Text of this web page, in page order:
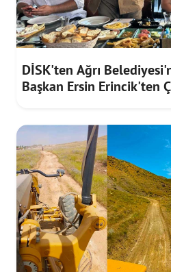
DİSK'ten Ağrı
Başkan Ersin Erincik'ten